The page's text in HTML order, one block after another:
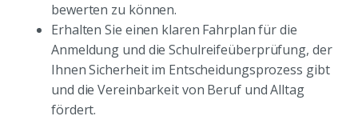
bewerten zu können.
Erhalten Sie einen klaren Fahrplan für die
Anmeldung und die Schulreifeüberprüfung, der
Ihnen Sicherheit im Entscheidungsprozess gibt
und die Vereinbarkeit von Beruf und Alltag
fördert.